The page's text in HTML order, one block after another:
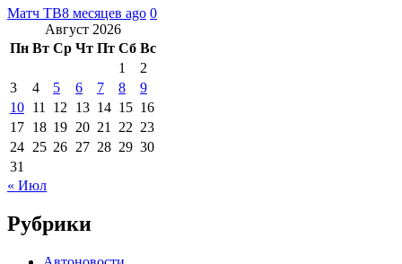
Матч ТВ8 месяцев ago 0
Август 2026
Пн Вт Ср Чт Пт Сб Вс
1
2
3
4 5 6 7 8
9
10 11 12 13 14 15 16
17 18 19 20 21 22 23
24 25 26 27 28 29 30
31
« Июл
Рубрики